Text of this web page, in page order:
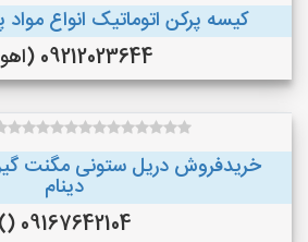
کیسه پرکن اتوماتیک انواع مواد
09212023644 (اهواز )
خریدفروش دریل ستونی مگنت
دینام
09167642104 ()